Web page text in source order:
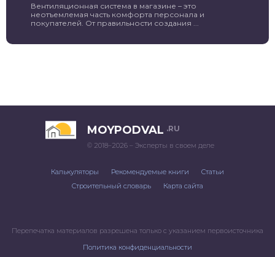
Вентиляционная система в магазине – это
неотъемлемая часть комфорта персонала и
покупателей. От правильности создания ...
MOYPODVAL .RU
© 2018–2026 – Эксперты в своем деле
Калькуляторы Рекомендуемые книги
Статьи
Строительный словарь
Карта сайта
Перепечатка материалов разрешена только с указанием первоисточника
Политика конфиденциальности